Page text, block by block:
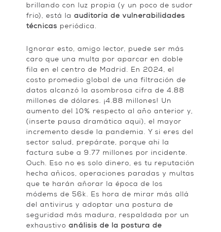
brillando con luz propia (y un poco de sudor
frío), está la auditoría de vulnerabilidades
técnicas periódica.
Ignorar esto, amigo lector, puede ser más
caro que una multa por aparcar en doble
fila en el centro de Madrid. En 2024, el
costo promedio global de una filtración de
datos alcanzó la asombrosa cifra de 4.88
millones de dólares. ¡4.88 millones! Un
aumento del 10% respecto al año anterior y,
(inserte pausa dramática aquí), el mayor
incremento desde la pandemia. Y si eres del
sector salud, prepárate, porque ahí la
factura sube a 9.77 millones por incidente.
Ouch. Eso no es solo dinero, es tu reputación
hecha añicos, operaciones paradas y multas
que te harán añorar la época de los
módems de 56k. Es hora de mirar más allá
del antivirus y adoptar una postura de
seguridad más madura, respaldada por un
exhaustivo análisis de la postura de